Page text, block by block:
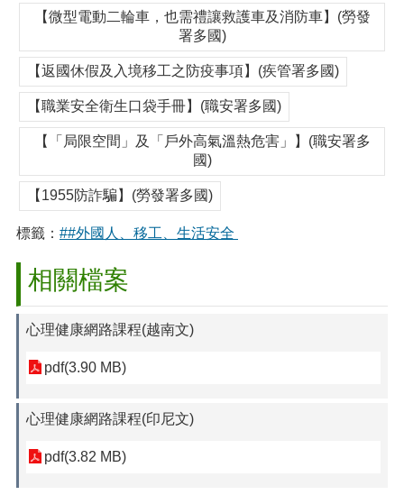
【微型電動二輪車，也需禮讓救護車及消防車】(勞發
署多國)
【返國休假及入境移工之防疫事項】(疾管署多國)
【職業安全衛生口袋手冊】(職安署多國)
【「局限空間」及「戶外高氣溫熱危害」】(職安署多
國)
【1955防詐騙】(勞發署多國)
標籤： ##外國人、移工、生活安全
相關檔案
心理健康網路課程(越南文)
pdf(3.90 MB)
心理健康網路課程(印尼文)
pdf(3.82 MB)